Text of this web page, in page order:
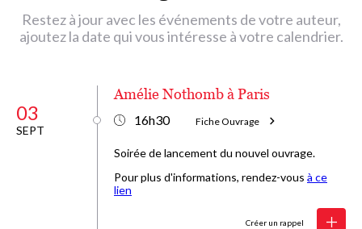
Restez à jour avec les événements de votre auteur,
ajoutez la date qui vous intéresse à votre calendrier.
03
SEPT
Amélie Nothomb à Paris
16h30 Fiche Ouvrage
Soirée de lancement du nouvel ouvrage.
Pour plus d'informations, rendez-vous à ce
lien
Créer un rappel